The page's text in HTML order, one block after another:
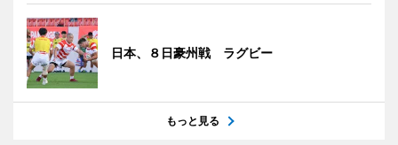
日本、８日豪州戦 ラグビー
もっと見る